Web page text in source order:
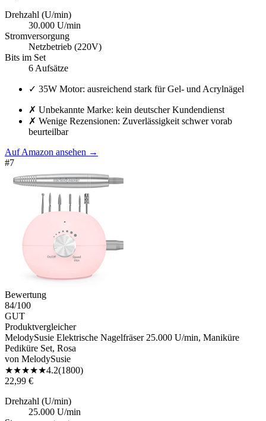
Drehzahl (U/min)
30.000 U/min
Stromversorgung
Netzbetrieb (220V)
Bits im Set
6 Aufsätze
✓ 35W Motor: ausreichend stark für Gel- und Acrylnägel
✗ Unbekannte Marke: kein deutscher Kundendienst
✗ Wenige Rezensionen: Zuverlässigkeit schwer vorab
beurteilbar
Auf Amazon ansehen →
#7
Bewertung
84/100
GUT
Produktvergleicher
MelodySusie Elektrische Nagelfräser 25.000 U/min, Maniküre
Pediküre Set, Rosa
von MelodySusie
★★★★★4.2(1800)
22,99 €
Drehzahl (U/min)
25.000 U/min